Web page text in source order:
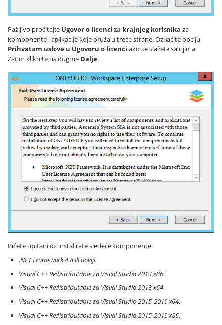
Pažljivo pročitajte Ugovor o licenci za krajnjeg korisnika za
komponente i aplikacije koje pružaju treće strane. Označite opciju
Prihvatam uslove u Ugovoru o licenci ako se slažete sa njima.
Zatim kliknite na dugme Dalje.
Bićete upitani da instalirate sledeće komponente:
.NET Framework 4.8 ili noviji,
Visual C++ Redistributable za Visual Studio 2013 x86,
Visual C++ Redistributable za Visual Studio 2013 x64,
Visual C++ Redistributable za Visual Studio 2015-2019 x64,
Visual C++ Redistributable za Visual Studio 2015-2019 x86,